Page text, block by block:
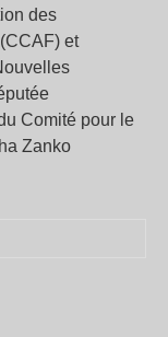
des
et
Comité pour le
Zanko